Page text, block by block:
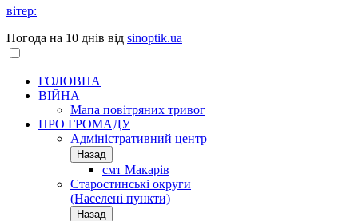
вітер:
Погода на 10 днів від sinoptik.ua
ГОЛОВНА
ВІЙНА
Мапа повітряних тривог
ПРО ГРОМАДУ
Aдміністративний центр
Назад
смт Макарів
Старостинські округи
(Населені пункти)
Назад